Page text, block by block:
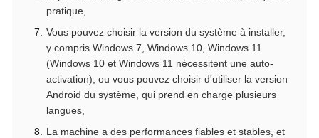
pratique,
Vous pouvez choisir la version du système à installer,
y compris Windows 7, Windows 10, Windows 11
(Windows 10 et Windows 11 nécessitent une auto-
activation), ou vous pouvez choisir d'utiliser la version
Android du système, qui prend en charge plusieurs
langues,
La machine a des performances fiables et stables, et